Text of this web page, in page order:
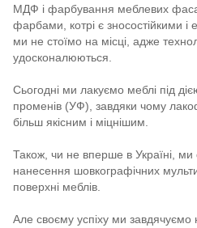
МДФ і фарбування меблевих
фарбами, котрі є зносостійкими і
ми не стоїмо на місці, адже
удосконалюються.
Сьогодні ми лакуємо меблі під
променів (УФ), завдяки чому
більш якісним і міцнішим.
Також, чи не вперше в Україні, ми
нанесення шовкографічних
поверхні меблів.
Але своєму успіху ми завдячуємо